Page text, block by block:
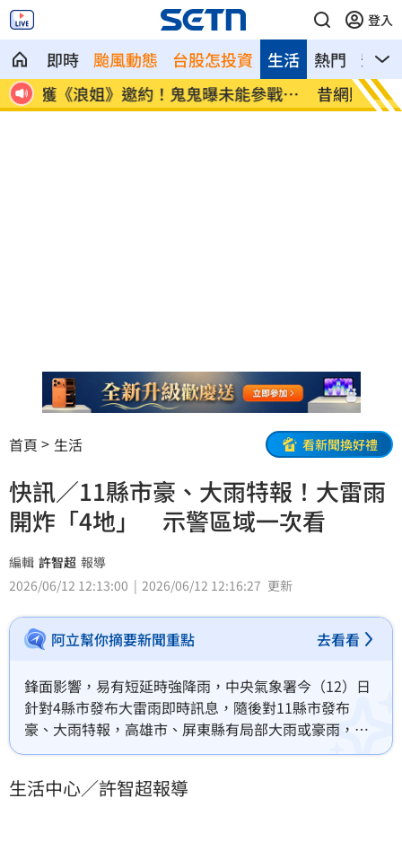
登入
即時 颱風動態 台股怎投資 熱門 影音
生活
苦
昔網購神童創3.9億業績！跌谷底日領700
元
苦茶
導
首頁 生活 看新聞換好禮
快訊／11縣市豪、大雨特報！大雷雨
開炸「4地」 示警區域一次看
編輯 許智超 報導
2026/06/12 12:13:00
2026/06/12 12:16:27 更新
阿立幫你摘要新聞重點 去看看
鋒面影響，易有短延時強降雨，中央氣象署今（12）日
針對4縣市發布大雷雨即時訊息，隨後對11縣市發布
豪、大雨特報，高雄市、屏東縣有局部大雨或豪雨，台
南地區、新竹以南、宜蘭及花蓮山區有局部大雨發生的
慎防積水。
生活中心／許智超報導